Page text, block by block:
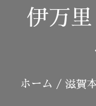
伊万
ホーム / 滋賀